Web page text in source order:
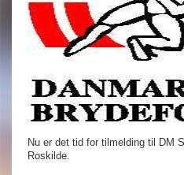
Nu er det tid for tilmelding til DM
Roskilde.